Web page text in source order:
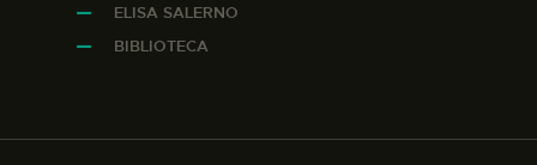
ELISA SALERNO
BIBLIOTECA